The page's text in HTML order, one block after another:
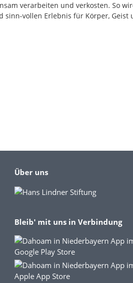
verarbeiten und verkosten. So
sinn-vollen Erlebnis für Körper, Geist
Über uns
Bleib' mit uns in Verbindung